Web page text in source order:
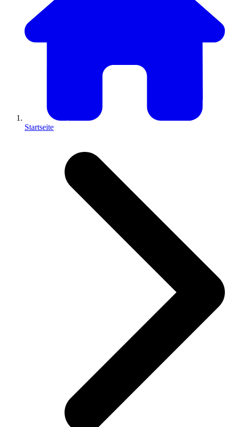
Startseite